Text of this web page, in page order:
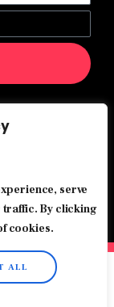
serve
traffic. By clicking
cookies.
ALL
-Made with ♥️